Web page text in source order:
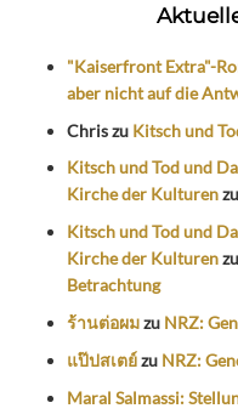
"Kaiserfront Extra"-
aber nicht auf die
Chriszu Kitsch und
Kitsch und Tod und
Kirche der Kulturenzu
Kitsch und Tod und
Kirche der Kulturenzu
Betrachtung
ร้านต่อผมzu NRZ:
แป๊ปสเตย์zu NRZ:
Maral Salmassi: